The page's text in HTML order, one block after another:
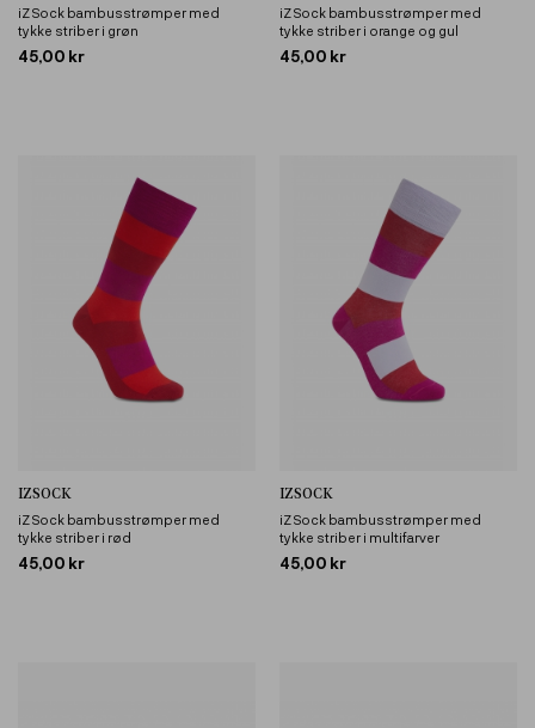
iZ Sock bambusstrømper med
tykke striber i grøn
45,00 kr
iZ Sock bambusstrømper med
tykke striber i orange og gul
45,00 kr
IZSOCK
iZ Sock bambusstrømper med
tykke striber i rød
45,00 kr
IZSOCK
iZ Sock bambusstrømper med
tykke striber i multifarver
45,00 kr